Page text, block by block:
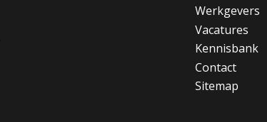
Werkgevers
Vacatures
Kennisbank
Contact
Sitemap